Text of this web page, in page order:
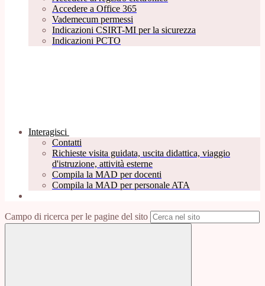
Accedere a Office 365
Vademecum permessi
Indicazioni CSIRT-MI per la sicurezza
Indicazioni PCTO
Interagisci
Contatti
Richieste visita guidata, uscita didattica, viaggio
d'istruzione, attività esterne
Compila la MAD per docenti
Compila la MAD per personale ATA
Campo di ricerca per le pagine del sito